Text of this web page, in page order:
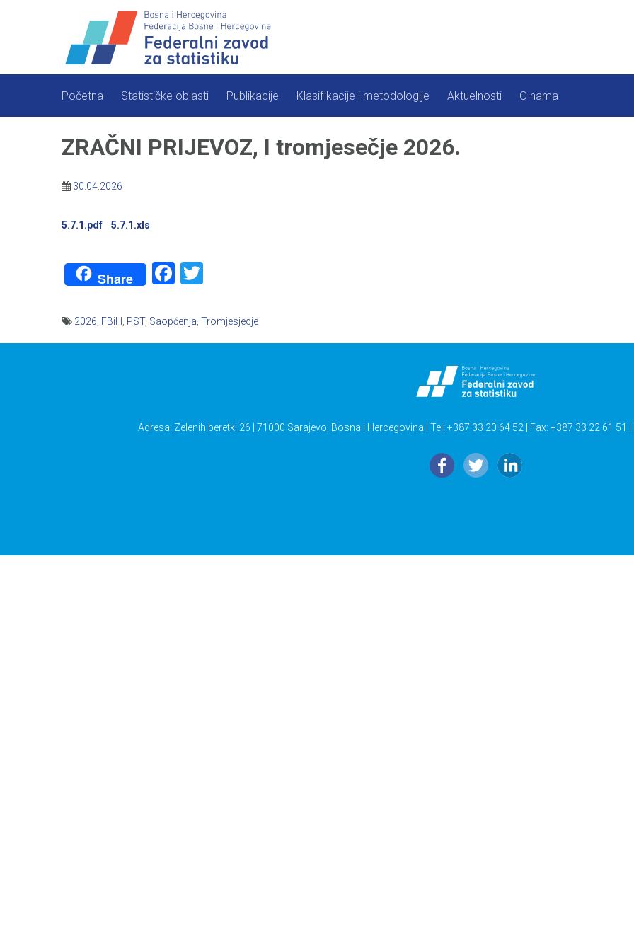
Početna Statističke oblasti Publikacije Klasifikacije i metodologije Aktuelnosti O nama
ZRAČNI PRIJEVOZ, I tromjesečje 2026.
30.04.2026
5.7.1.pdf 5.7.1.xls
Share Facebook
2026 FBiH PST, Saopćenja Tromjesjecje
Adresa: Zelenih beretki 26 | 71000 Sarajevo, Bosna i Hercegovina | Tel: +387 33 20 64 52 | Fax: +387 33 22 61 51 |